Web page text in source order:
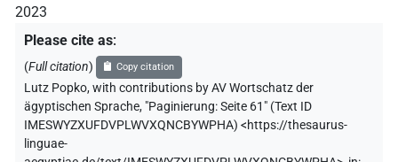
2023
Please cite as:
(Full citation) Copy citation
Lutz Popko,with contributions byAV Wortschatz der
ägyptischen Sprache, "Paginierung: Seite 61" (Text ID
IMESWYZXUFDVPLWVXQNCBYWPHA) <https://thesaurus-
linguae-